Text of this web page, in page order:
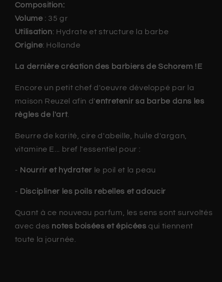
Composition:
Volume : 35gr
Utilisation: Hydrate et structure la barbe
Origine: Hollande
La dernière création des barbiers de Schorem !E
Encore un petit chef d'oeuvre développé par la
maison Reuzel afin d'entretenir sa barbe dans les
règles de l'art.
Beurre de karité, cire d'abeille, huile d'argan,
vitamine E... bref l'essentiel pour :
- Nourrir et hydrater le poil et la peau
- Discipliner les poils rebelles et adoucir
Quant à ce nouveau parfum, les sens sont survoltés
avec des notes boisées et épicées qui tiennent
toute la journée.